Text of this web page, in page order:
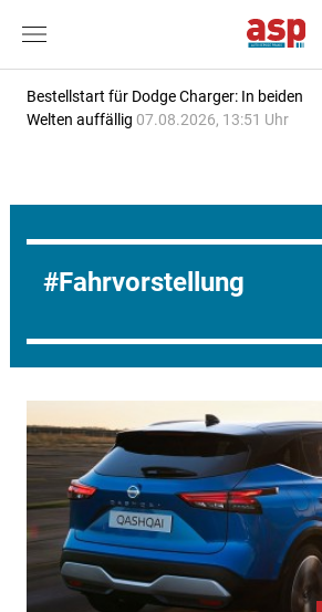
Bestellstart für Dodge Charger: In beiden
Welten auffällig 07.08.2026, 13:51 Uhr
Fahrvorstellung